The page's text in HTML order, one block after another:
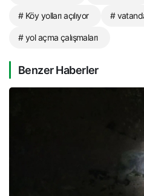
# Köy yolları açılıyor #
# yol açma çalışmaları
Benzer Haberler